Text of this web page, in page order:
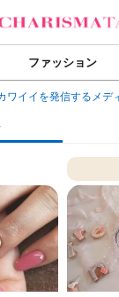
ファッション
ワイイを発信するメデ